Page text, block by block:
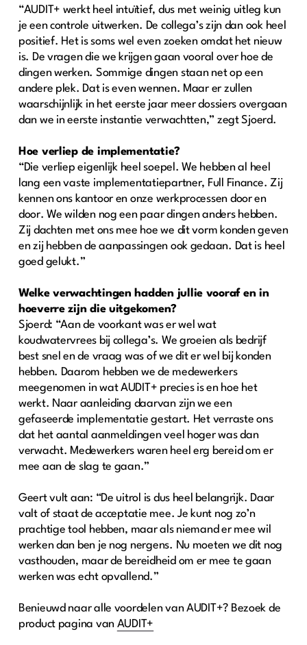
“AUDIT+ werkt heel intuïtief, dus met weinig uitleg kun
je een controle uitwerken. De collega’s zijn dan ook heel
positief. Het is soms wel even zoeken omdat het nieuw
is. De vragen die we krijgen gaan vooral over hoe de
dingen werken. Sommige dingen staan net op een
andere plek. Dat is even wennen. Maar er zullen
waarschijnlijk in het eerste jaar meer dossiers overgaan
dan we in eerste instantie verwachtten,” zegt Sjoerd.
Hoe verliep de implementatie?
“Die verliep eigenlijk heel soepel. We hebben al heel
lang een vaste implementatiepartner, Full Finance. Zij
kennen ons kantoor en onze werkprocessen door en
door. We wilden nog een paar dingen anders hebben.
Zij dachten met ons mee hoe we dit vorm konden geven
en zij hebben de aanpassingen ook gedaan. Dat is heel
goed gelukt.”
Welke verwachtingen hadden jullie vooraf en in
hoeverre zijn die uitgekomen?
Sjoerd: “Aan de voorkant was er wel wat
koudwatervrees bij collega’s. We groeien als bedrijf
best snel en de vraag was of we dit er wel bij konden
hebben. Daarom hebben we de medewerkers
meegenomen in wat AUDIT+ precies is en hoe het
werkt. Naar aanleiding daarvan zijn we een
gefaseerde implementatie gestart. Het verraste ons
dat het aantal aanmeldingen veel hoger was dan
verwacht. Medewerkers waren heel erg bereid om er
mee aan de slag te gaan.”
Geert vult aan: “De uitrol is dus heel belangrijk. Daar
valt of staat de acceptatie mee. Je kunt nog zo’n
prachtige tool hebben, maar als niemand er mee wil
werken dan ben je nog nergens. Nu moeten we dit nog
vasthouden, maar de bereidheid om er mee te gaan
werken was echt opvallend.”
Benieuwd naar alle voordelen van AUDIT+? Bezoek de
product pagina van AUDIT+